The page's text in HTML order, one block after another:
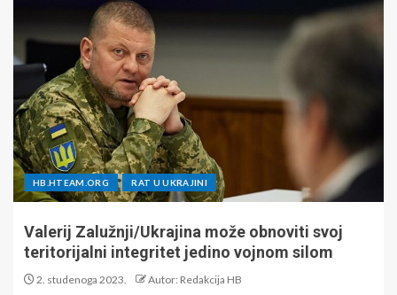
HB.HTEAM.ORG RAT U UKRAJINI
Valerij Zalužnji/Ukrajina može obnoviti svoj
teritorijalni integritet jedino vojnom silom
2. studenoga 2023. Autor: Redakcija HB